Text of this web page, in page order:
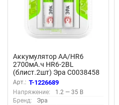
Аккумулятор AA/HR6
2700мА.ч HR6-2BL
(блист.2шт) Эра C0038458
Арт.: T-1226689
Напряжение:
1.2 — 35 В
Бренд:
Эра